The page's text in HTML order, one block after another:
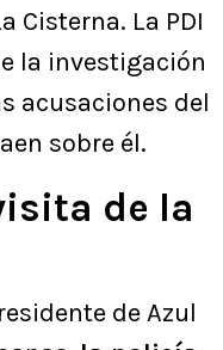
Cisterna. La PDI
la investigación
acusaciones del
sobre él.
de la
de Azul